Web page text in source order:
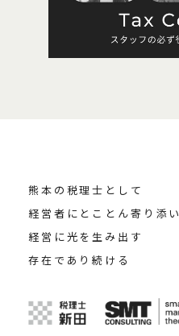
熊本の税理士として
経営者にとことん寄り添い
経営に光を生み出す
存在であり続ける